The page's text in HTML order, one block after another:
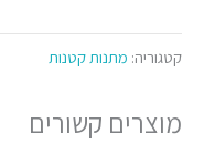
קטגוריה: מתנות קטנות
מוצרים קשורים